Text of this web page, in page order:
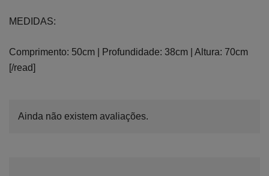
MEDIDAS:
Comprimento: 50cm | Profundidade: 38cm | Altura: 70cm
[/read]
Ainda não existem avaliações.